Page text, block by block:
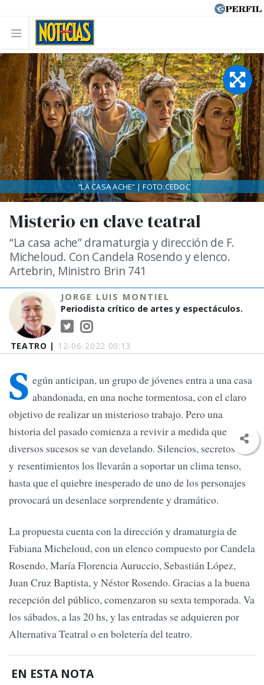
TEATRO | 12-06-2022 00:13
Misterio en clave teatral
“La casa ache” dramaturgia y dirección de F.
Micheloud. Con Candela Rosendo y elenco.
Artebrin, Ministro Brin 741
JORGE LUIS MONTIEL
Periodista crítico de artes y espectáculos.
“LA CASA ACHE” | FOTO:CEDOC
S egún anticipan, un grupo de jóvenes entra a una casa
abandonada, en una noche tormentosa, con el claro
objetivo de realizar un misterioso trabajo. Pero una
historia del pasado comienza a revivir a medida que
diversos sucesos se van develando. Silencios, secretos
y resentimientos los llevarán a soportar un clima tenso,
hasta que el quiebre inesperado de uno de los personajes
provocará un desenlace sorprendente y dramático.
La propuesta cuenta con la dirección y dramaturgia de
Fabiana Micheloud, con un elenco compuesto por Candela
Rosendo, María Florencia Auruccio, Sebastián López,
Juan Cruz Baptista, y Néstor Rosendo. Gracias a la buena
recepción del público, comenzaron su sexta temporada. Va
los sábados, a las 20 hs, y las entradas se adquieren por
Alternativa Teatral o en boletería del teatro.
EN ESTA NOTA